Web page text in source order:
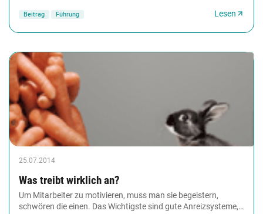
Beitrag Führung Lesen
25.07.2014
Was treibt wirklich an?
Um Mitarbeiter zu motivieren, muss man sie begeistern,
schwören die einen. Das Wichtigste sind gute Anreizsysteme,